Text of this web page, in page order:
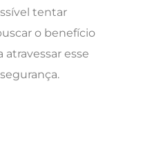
tentar
o benefício
atravessar esse